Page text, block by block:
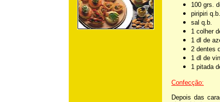
100 grs.
piripiri q.b.
sal q.b.
1 colher
1 dl de
2 dentes
1 dl de
1 pitada
Confecção:
Depois das